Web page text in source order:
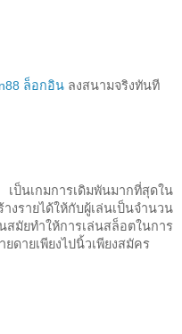
ล็อกอิน ลงสนามจริงทันที
ป็นเกมการเดิมพันมากที่สุดใน
งรายได้ให้กับผู้เล่นเป็นจำนวน
มัยทำให้การเล่นสล็อตในการ
ดายเพียงไปนิ้วเพียงสมัคร